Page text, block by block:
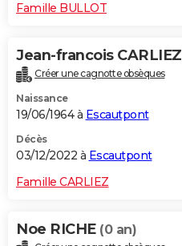
Famille BULLOT
Jean-francois CARLIEZ
Créer une cagnotte obsèques
Naissance
19/06/1964 à Escautpont
Décès
03/12/2022 à Escautpont
Famille CARLIEZ
Noe RICHE (0 an)